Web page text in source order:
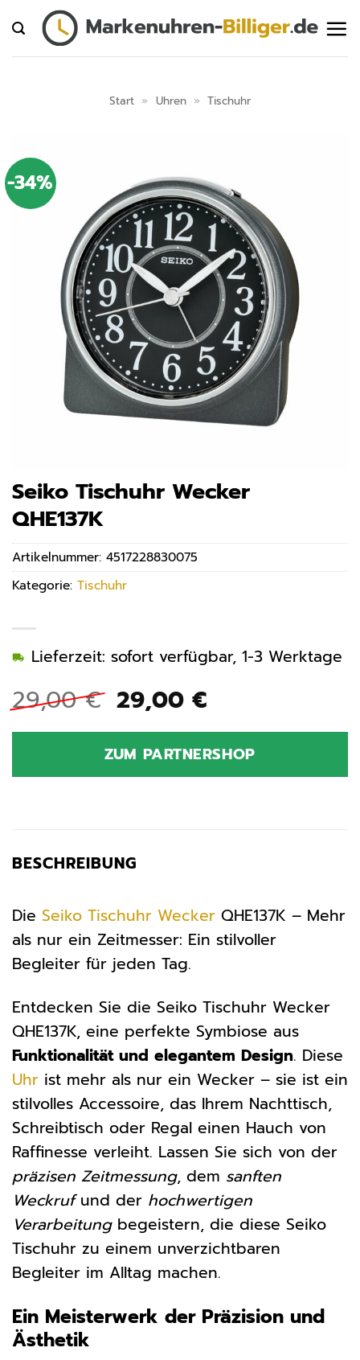
Inhalt
springen
Start » Uhren » Tischuhr
-34%
Seiko Tischuhr Wecker
QHE137K
29,00€ Ursprünglicher
Preis
war:
29,00 €
29,00 €Aktueller
ist:
29,00 €.
Lieferzeit: sofort verfügbar, 1-3 Werktage
ZUM PARTNERSHOP
Artikelnummer: 4517228830075
Kategorie: Tischuhr
BESCHREIBUNG
Die Seiko Tischuhr Wecker QHE137K – Mehr
als nur ein Zeitmesser: Ein stilvoller
Begleiter für jeden Tag.
Entdecken Sie die Seiko Tischuhr Wecker
QHE137K, eine perfekte Symbiose aus
Funktionalität und elegantem Design. Diese
Uhr ist mehr als nur ein Wecker – sie ist ein
stilvolles Accessoire, das Ihrem Nachttisch,
Schreibtisch oder Regal einen Hauch von
Raffinesse verleiht. Lassen Sie sich von der
präzisen Zeitmessung, dem sanften
Weckrufund der hochwertigen
Verarbeitungbegeistern, die diese Seiko
Tischuhr zu einem unverzichtbaren
Begleiter im Alltag machen.
Ein Meisterwerk der Präzision und
Ästhetik